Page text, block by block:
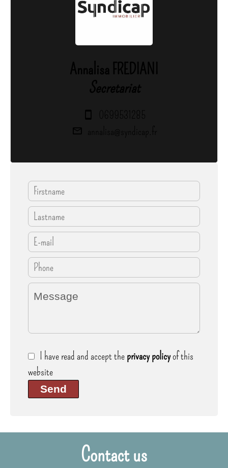
Annalisa FREDIANI
Secretariat
0699531285
annalisa@syndicap.fr
I have read and accept theprivacy policyof this
website
Send
Contact us